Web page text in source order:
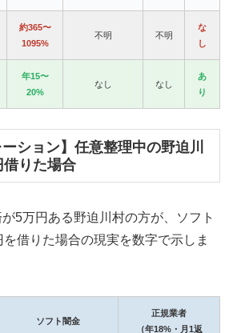
約365〜
1095%
不明 不明
な
し
年15〜
20%
なし なし
あ
り
ーション】任意整理中の野迫川
りた場合
5万円ある野迫川村の方が、ソフト
借りた場合の現実を数字で示しま
ソフト闇金
正規業者
（年18%・月1返